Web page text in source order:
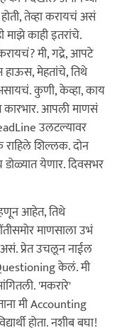
तेव्हा करायचं असं
माझे काही इतरांचे.
मी, गद्रे, आपटे
हाऊस, मेहतांचे, तिथे
कुणी, केव्हा, काय
कारभार. आपली माणसं
उलटल्यावर
शिल्लक. दोन
येणार. दिवसभर
आहेत, तिथे
माणसाला उभं
प्रेत उचलून नाईल
केलं. मी
'मकरारे'
मी Accounting
होता. नशीब बघा!